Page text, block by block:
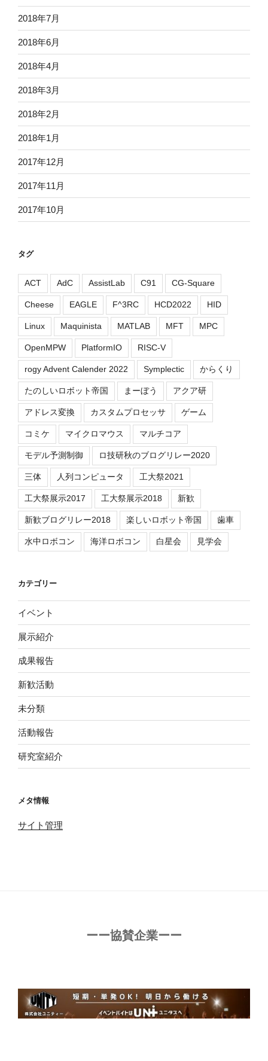
2018年7月
2018年6月
2018年4月
2018年3月
2018年2月
2018年1月
2017年12月
2017年11月
2017年10月
タグ
ACT AdC AssistLab C91 CG-Square
Cheese EAGLE F^3RC HCD2022 HID
Linux Maquinista MATLAB MFT MPC
OpenMPW PlatformIO RISC-V
rogy Advent Calender 2022 Symplectic からくり
たのしいロボット帝国 まーぼう アクア研
アドレス変換 カスタムプロセッサ ゲーム
コミケ マイクロマウス マルチコア
モデル予測制御 ロ技研秋のブログリレー2020
三体 人列コンピュータ 工大祭2021
工大祭展示2017 工大祭展示2018 新歓
新歓ブログリレー2018 楽しいロボット帝国 歯車
水中ロボコン 海洋ロボコン 白星会 見学会
カテゴリー
イベント
展示紹介
成果報告
新歓活動
未分類
活動報告
研究室紹介
メタ情報
サイト管理
ーー協賛企業ーー